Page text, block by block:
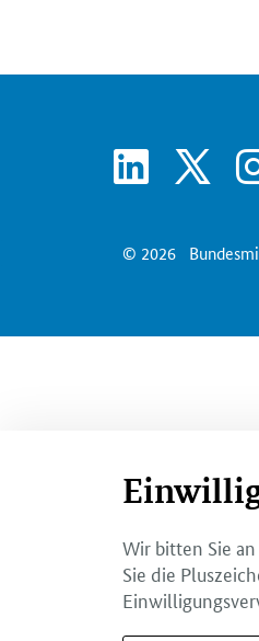
linkedin
© 2026
Wir bitten Sie
Sie die